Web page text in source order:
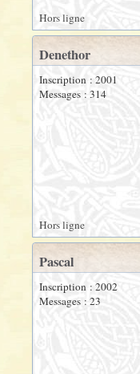
Hors ligne
Denethor
Inscription : 2001
Messages : 314
Hors ligne
Pascal
Inscription : 2002
Messages : 23